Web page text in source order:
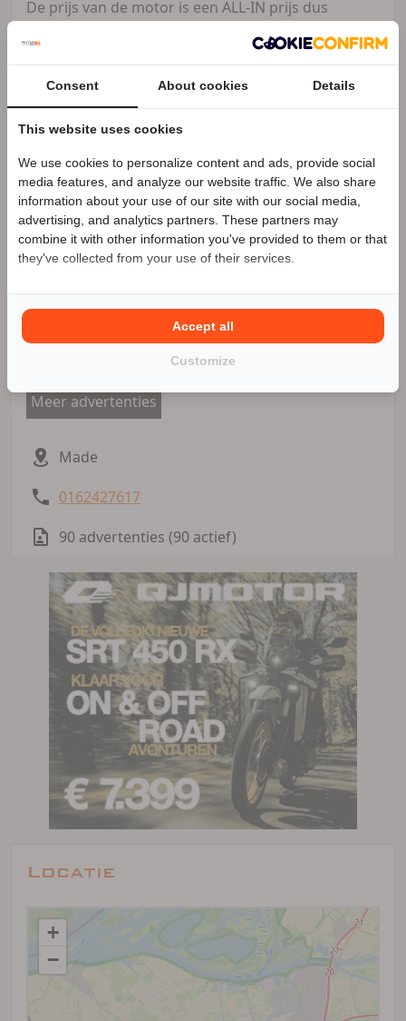
De prijs van de motor is een ALL-IN prijs dus
direct aan de snelweg A59 gelegen. Wij zijn Yamaha
nagenoeg elk merk bij ons terecht voor u aanschaf,
inruil of uw onderhoud. Uw motor is in onze
professionele werkplaats in goede handen en
zoekt u een nieuwe outfit is de slagingskans groot
in onze REV`IT super XL STORE. Kortom genoeg
redenen om onze showroom eens te bezoeken en
kennis te maken met ons enthousiaste Team, al is
het alleen maar voor lekkere koffie !
Van Meel Motoren Zakelijke aanbieder
Meer advertenties
Made
0162427617
90 advertenties (90 actief)
Locatie
+
−
Speciale Motor2go prijs
Benieuwd naar de speciale Motor2go prijs? Bel
0162427617
Consent About cookies Details
This website uses cookies
We use cookies to personalize content and ads, provide social
media features, and analyze our website traffic. We also share
information about your use of our site with our social media,
advertising, and analytics partners. These partners may
combine it with other information you've provided to them or that
they've collected from your use of their services.
Customize
Accept all